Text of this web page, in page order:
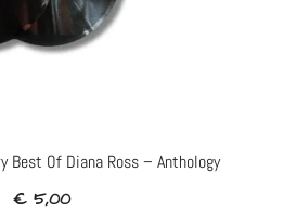
Best Of Diana Ross – Anthology
€5,00